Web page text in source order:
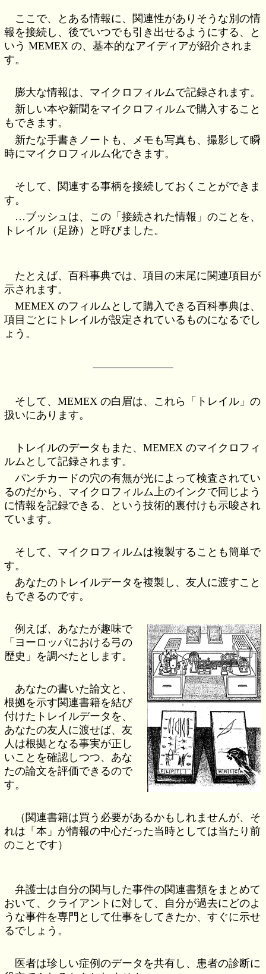
ここで、とある情報に、関連性がありそうな別の情
報を接続し、後でいつでも引き出せるようにする、と
いう MEMEX の、基本的なアイディアが紹介されま
す。
膨大な情報は、マイクロフィルムで記録されます。
新しい本や新聞をマイクロフィルムで購入すること
もできます。
新たな手書きノートも、メモも写真も、撮影して瞬
時にマイクロフィルム化できます。
そして、関連する事柄を接続しておくことができま
す。
…ブッシュは、この「接続された情報」のことを、
トレイル（足跡）と呼びました。
たとえば、百科事典では、項目の末尾に関連項目が
示されます。
MEMEX のフィルムとして購入できる百科事典は、
項目ごとにトレイルが設定されているものになるでし
ょう。
そして、MEMEX の白眉は、これら「トレイル」の
扱いにあります。
トレイルのデータもまた、MEMEX のマイクロフィ
ルムとして記録されます。
パンチカードの穴の有無が光によって検査されてい
るのだから、マイクロフィルム上のインクで同じよう
に情報を記録できる、という技術的裏付けも示唆され
ています。
そして、マイクロフィルムは複製することも簡単で
す。
あなたのトレイルデータを複製し、友人に渡すこと
もできるのです。
例えば、あなたが趣味で
「ヨーロッパにおける弓の
歴史」を調べたとします。
あなたの書いた論文と、
根拠を示す関連書籍を結び
付けたトレイルデータを、
あなたの友人に渡せば、友
人は根拠となる事実が正し
いことを確認しつつ、あな
たの論文を評価できるので
す。
（関連書籍は買う必要があるかもしれませんが、そ
れは「本」が情報の中心だった当時としては当たり前
のことです）
弁護士は自分の関与した事件の関連書類をまとめて
おいて、クライアントに対して、自分が過去にどのよ
うな事件を専門として仕事をしてきたか、すぐに示せ
るでしょう。
医者は珍しい症例のデータを共有し、患者の診断に